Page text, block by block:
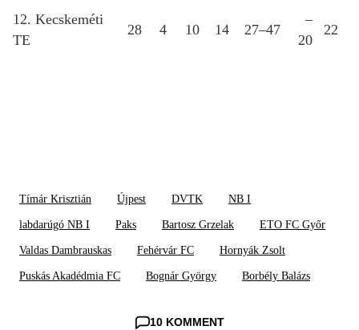
12. Kecskeméti
TE
28 4 10 14 27–47
–
20
22
Tímár Krisztián Újpest DVTK NB I
labdarúgó NB I Paks Bartosz Grzelak ETO FC Győr
Valdas Dambrauskas Fehérvár FC Hornyák Zsolt
Puskás Akadédmia FC Bognár György Borbély Balázs
10 KOMMENT